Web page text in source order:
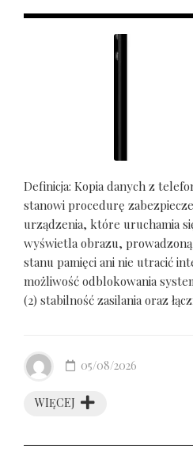
Definicja: Kopia danych z
stanowi procedurę
urządzenia, które uruchamia
wyświetla obrazu,
stanu pamięci ani nie utracić
możliwość odblokowania
(2) stabilność zasilania oraz
WIĘCEJ
05/08/2026